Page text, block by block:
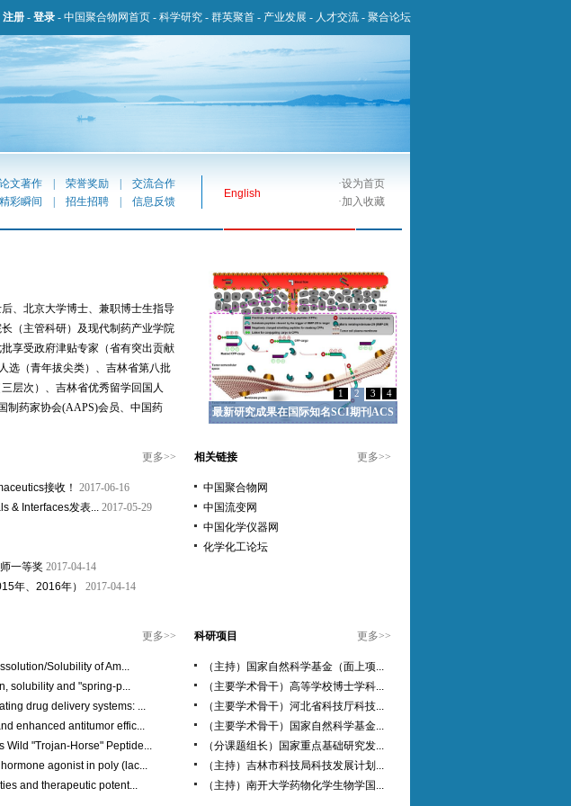
注册 - 登录 - 中国聚合物网首页 - 科学研究 - 群英聚首 - 产业发展 - 人才交流 - 聚合论坛
论文著作 荣誉奖励 交流合作
English
·设为首页
精彩瞬间 招生招聘 信息反馈 ·加入收藏
、北京大学博士、兼职博士生指导
（主管科研）及现代制药产业学院
享受政府津贴专家（省有突出贡献
选（青年拔尖类）、吉林省第八批
层次）、吉林省优秀留学回国人
制药家协会(AAPS)会员、中国药
1 2 3 4
最新研究成果在国际知名SCI期刊ACS
更多>>
接收！ 2017-06-16
& Interfaces发表... 2017-05-29
一等奖 2017-04-14
年、2016年）
2017-04-14
更多>>
相关链接
中国聚合物网
中国流变网
中国化学仪器网
化学化工论坛
更多>>
Solubility of Am...
solubility and "spring-p...
drug delivery systems: ...
enhanced antitumor effic...
Wild "Trojan-Horse" Peptide...
agonist in poly (lac...
and therapeutic potent...
更多>>
科研项目
（主持）国家自然科学基金（面上项...
（主要学术骨干）高等学校博士学科...
（主要学术骨干）河北省科技厅科技...
（主要学术骨干）国家自然科学基金...
（分课题组长）国家重点基础研究发...
（主持）吉林市科技局科技发展计划...
（主持）南开大学药物化学生物学国...